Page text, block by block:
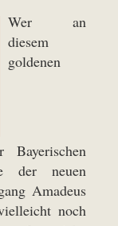
Wer an
diesem
goldenen
Bayerischen
der neuen
Amadeus
noch